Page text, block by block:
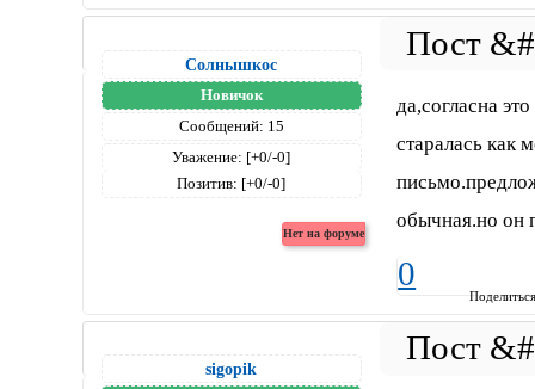
Солнышкос
Новичок
Сообщений: 15
Уважение: [+0/-0]
Позитив: [+0/-0]
да,согласна
старалась как
обычная.но он
0
sigopik